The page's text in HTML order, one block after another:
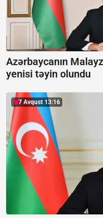
Azərbaycanın
yenisi təyin olundu
7 Avqust 13:16